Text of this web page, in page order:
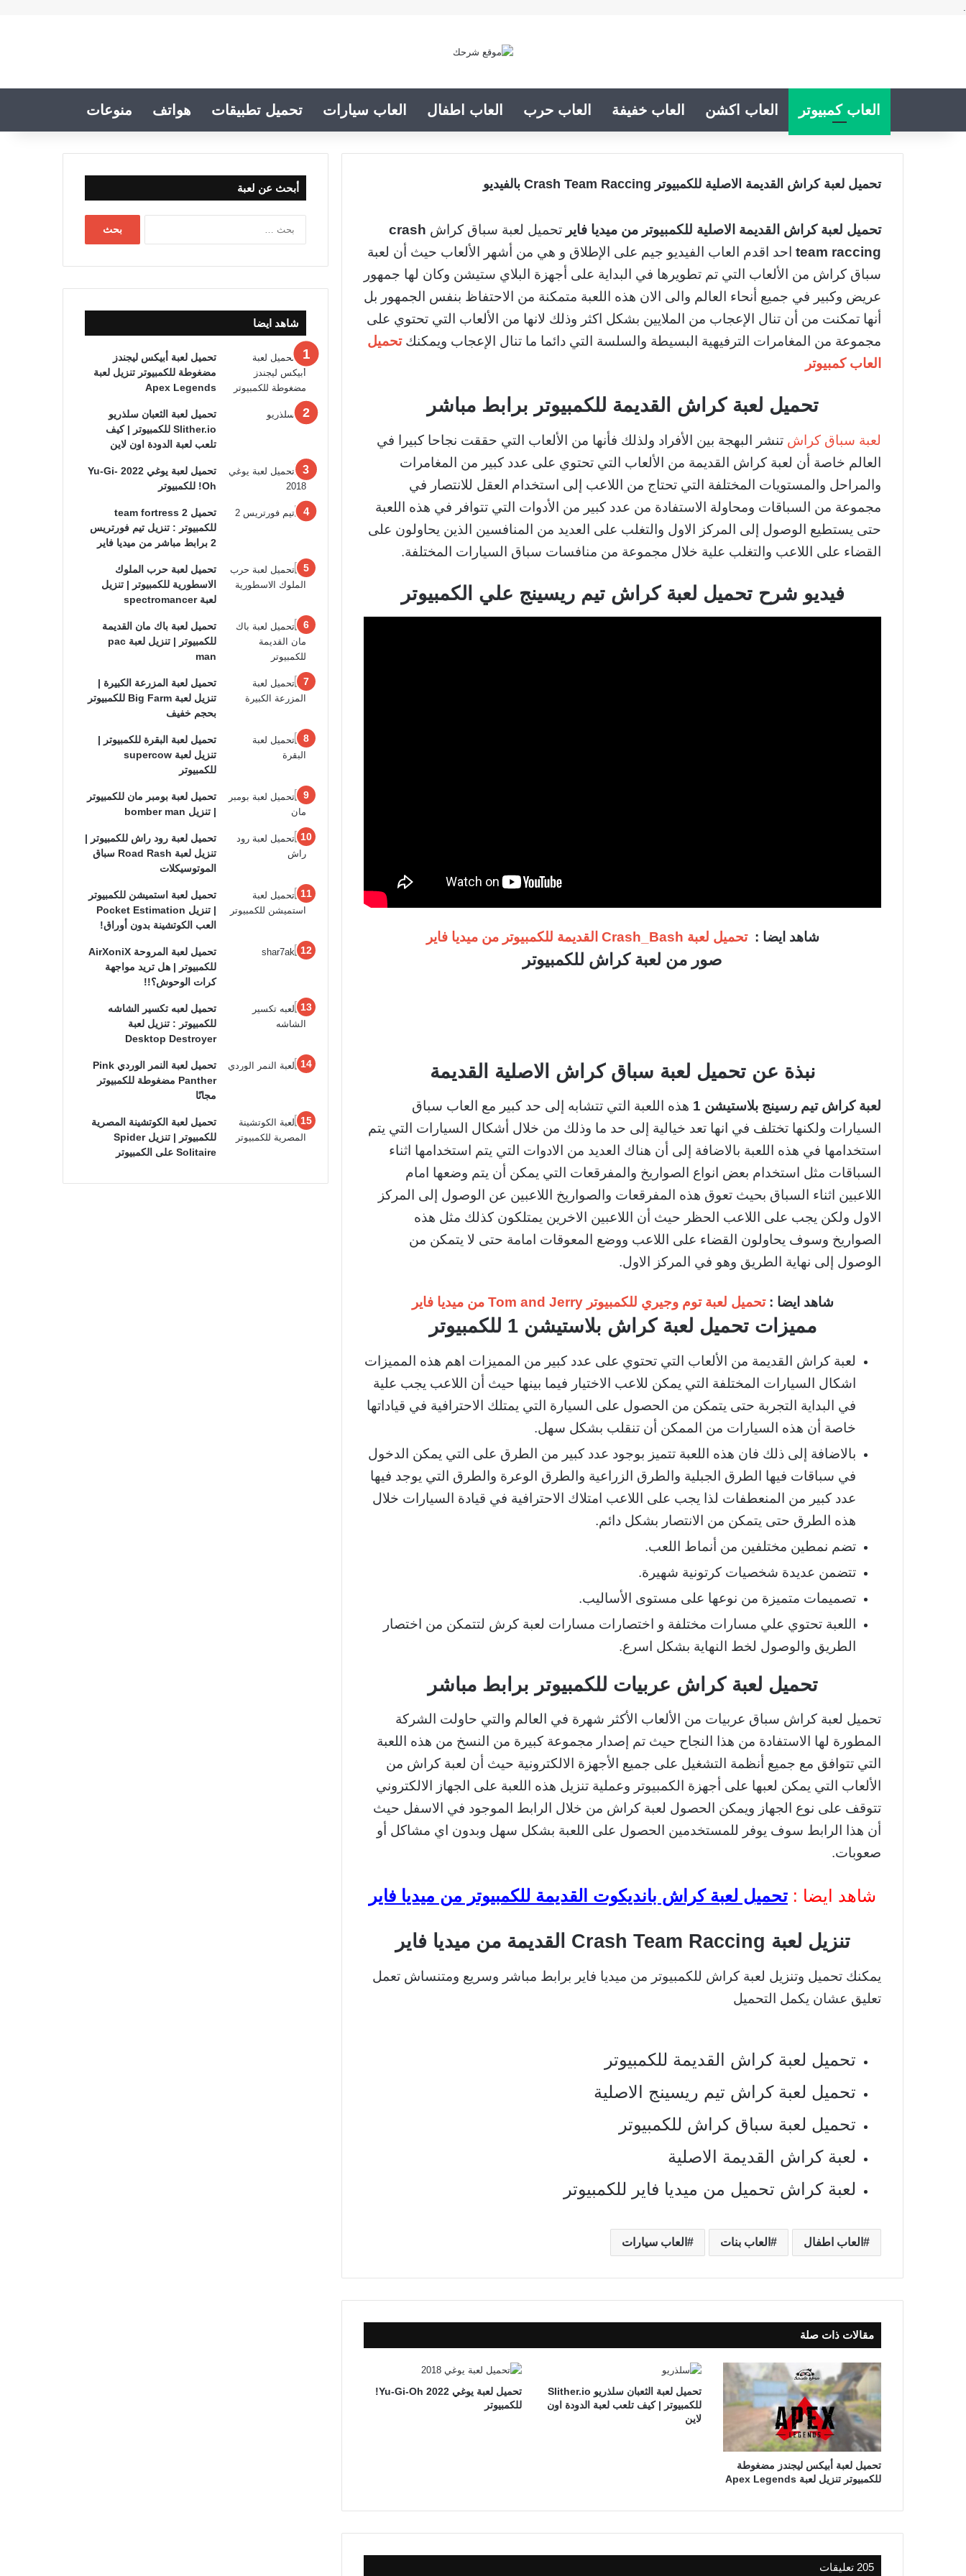
.
العاب كمبيوتر العاب اكشن العاب خفيفة العاب حرب العاب اطفال العاب سيارات تحميل تطبيقات هواتف منوعات
تحميل لعبة كراش القديمة الاصلية للكمبيوتر Crash Team Raccing بالفيديو
تحميل لعبة كراش القديمة الاصلية للكمبيوتر من ميديا فاير تحميل لعبة سباق كراش crash
team raccing احد اقدم العاب الفيديو جيم على الإطلاق و هي من أشهر الألعاب حيث أن لعبة
سباق كراش من الألعاب التي تم تطويرها في البداية على أجهزة البلاي ستيشن وكان لها جمهور
عريض وكبير في جميع أنحاء العالم والى الان هذه اللعبة متمكنة من الاحتفاظ بنفس الجمهور بل
أنها تمكنت من أن تنال الإعجاب من الملايين بشكل اكثر وذلك لانها من الألعاب التي تحتوي على
مجموعة من المغامرات الترفيهية البسيطة والسلسة التي دائما ما تنال الإعجاب ويمكنكتحميل
العاب كمبيوتر
تحميل لعبة كراش القديمة للكمبيوتر برابط مباشر
لعبة سباق كراش تنشر البهجة بين الأفراد ولذلك فأنها من الألعاب التي حققت نجاحا كبيرا في
العالم خاصة أن لعبة كراش القديمة من الألعاب التي تحتوي على عدد كبير من المغامرات
والمراحل والمستويات المختلفة التي تحتاج من اللاعب إلى استخدام العقل للانتصار في
مجموعة من السباقات ومحاولة الاستفادة من عدد كبير من الأدوات التي تتوافر في هذه اللعبة
حتى يستطيع الوصول إلى المركز الاول والتغلب على العديد من المنافسين الذين يحاولون على
القضاء على اللاعب والتغلب علية خلال مجموعة من منافسات سباق السيارات المختلفة.
فيديو شرح تحميل لعبة كراش تيم ريسينج علي الكمبيوتر
شاهد ايضا :تحميل لعبة Crash_Bash القديمة للكمبيوتر من ميديا فاير
صور من لعبة كراش للكمبيوتر
نبذة عن تحميل لعبة سباق كراش الاصلية القديمة
لعبة كراش تيم رسينج بلاستيشن 1
هذه اللعبة التي تتشابه إلى حد كبير مع العاب سباق
السيارات ولكنها تختلف في انها تعد خيالية إلى حد ما وذلك من خلال أشكال السيارات التي يتم
استخدامها في هذه اللعبة بالاضافة إلى أن هناك العديد من الادوات التي يتم استخدامها اثناء
السباقات مثل استخدام بعض انواع الصواريخ والمفرقعات التي يمكن أن يتم وضعها امام
اللاعبين اثناء السباق بحيث تعوق هذه المفرقعات والصواريخ اللاعبين عن الوصول إلى المركز
الاول ولكن يجب على اللاعب الحظر حيث أن اللاعبين الاخرين يمتلكون كذلك مثل هذه
الصواريخ وسوف يحاولون القضاء على اللاعب ووضع المعوقات امامة حتى لا يتمكن من
الوصول إلى نهاية الطريق وهو في المركز الاول.
شاهد ايضا :تحميل لعبة توم وجيري للكمبيوتر Tom and Jerry من ميديا فاير
مميزات تحميل لعبة كراش بلاستيشن 1 للكمبيوتر
لعبة كراش القديمة من الألعاب التي تحتوي على عدد كبير من المميزات اهم هذه المميزات
اشكال السيارات المختلفة التي يمكن للاعب الاختيار فيما بينها حيث أن اللاعب يجب علية
في البداية التجربة حتى يتمكن من الحصول على السيارة التي يمتلك الاحترافية في قياداتها
خاصة أن هذه السيارات من الممكن أن تنقلب بشكل سهل.
بالاضافة إلى ذلك فان هذه اللعبة تتميز بوجود عدد كبير من الطرق على التي يمكن الدخول
في سباقات فيها الطرق الجبلية والطرق الزراعية والطرق الوعرة والطرق التي يوجد فيها
عدد كبير من المنعطفات لذا يجب على اللاعب امتلاك الاحترافية في قيادة السيارات خلال
هذه الطرق حتى يتمكن من الانتصار بشكل دائم.
تضم نمطين مختلفين من أنماط اللعب.
تتضمن عديدة شخصيات كرتونية شهيرة.
تصميمات متميزة من نوعها على مستوى الأساليب.
اللعبة تحتوي علي مسارات مختلفة و اختصارات مسارات لعبة كرش لتتمكن من اختصار
الطريق والوصول لخط النهاية بشكل اسرع.
تحميل لعبة كراش عربيات للكمبيوتر برابط مباشر
تحميل لعبة كراش سباق عربيات من الألعاب الأكثر شهرة في العالم والتي حاولت الشركة
المطورة لها الاستفادة من هذا النجاح حيث تم إصدار مجموعة كبيرة من النسخ من هذه اللعبة
التي تتوافق مع جميع أنظمة التشغيل على جميع الأجهزة الالكترونية حيث أن لعبة كراش من
الألعاب التي يمكن لعبها على أجهزة الكمبيوتر وعملية تنزيل هذه اللعبة على الجهاز الالكتروني
تتوقف على نوع الجهاز ويمكن الحصول لعبة كراش من خلال الرابط الموجود في الاسفل حيث
أن هذا الرابط سوف يوفر للمستخدمين الحصول على اللعبة بشكل سهل وبدون اي مشاكل أو
صعوبات.
شاهد ايضا : تحميل لعبة كراش بانديكوت القديمة للكمبيوتر من ميديا فاير
تنزيل لعبة Crash Team Raccing القديمة من ميديا فاير
يمكنك تحميل وتنزيل لعبة كراش للكمبيوتر من ميديا فاير برابط مباشر وسريع ومتنساش تعمل
تعليق عشان يكمل التحميل
تحميل لعبة كراش القديمة للكمبيوتر
تحميل لعبة كراش تيم ريسينج الاصلية
تحميل لعبة سباق كراش للكمبيوتر
لعبة كراش القديمة الاصلية
لعبة كراش تحميل من ميديا فاير للكمبيوتر
العاب اطفال العاب بنات العاب سيارات
مقالات ذات صلة
تحميل لعبة أبيكس ليجندز مضغوطة
للكمبيوتر تنزيل لعبة Apex Legends
تحميل لعبة الثعبان سلذريو Slither.io
للكمبيوتر | كيف تلعب لعبة الدودة اون
لاين
تحميل لعبة يوغي 2022 Yu-Gi-Oh!
للكمبيوتر
‫205 تعليقات
أبحث عن لعبة
شاهد ايضا
تحميل لعبة أبيكس ليجندز
مضغوطة للكمبيوتر تنزيل لعبة
Apex Legends
تحميل لعبة الثعبان سلذريو
Slither.io للكمبيوتر | كيف
تلعب لعبة الدودة اون لاين
تحميل لعبة يوغي 2022 Yu-Gi-
Oh! للكمبيوتر
تحميل team fortress 2
للكمبيوتر : تنزيل تيم فورتريس
2 برابط مباشر من ميديا فاير
تحميل لعبة حرب الملوك
الاسطورية للكمبيوتر | تنزيل
لعبة spectromancer
تحميل لعبة باك مان القديمة
للكمبيوتر | تنزيل لعبة pac
man
تحميل لعبة المزرعة الكبيرة |
تنزيل لعبة Big Farm للكمبيوتر
بحجم خفيف
تحميل لعبة البقرة للكمبيوتر |
تنزيل لعبة supercow
للكمبيوتر
تحميل لعبة بومبر مان للكمبيوتر
| تنزيل bomber man
تحميل لعبة رود راش للكمبيوتر |
تنزيل لعبة Road Rash سباق
الموتوسيكلات
تحميل لعبة استميشن للكمبيوتر
| تنزيل Pocket Estimation
العب الكوتشينة بدون أوراق!
تحميل لعبة المروحة AirXoniX
للكمبيوتر | هل تريد مواجهة
كرات الوحوش؟!!
تحميل لعبه تكسير الشاشه
للكمبيوتر : تنزيل لعبة
Desktop Destroyer
تحميل لعبة النمر الوردي Pink
Panther مضغوطة للكمبيوتر
مجانًا
تحميل لعبة الكوتشينة المصرية
للكمبيوتر | تنزيل Spider
Solitaire على الكمبيوتر